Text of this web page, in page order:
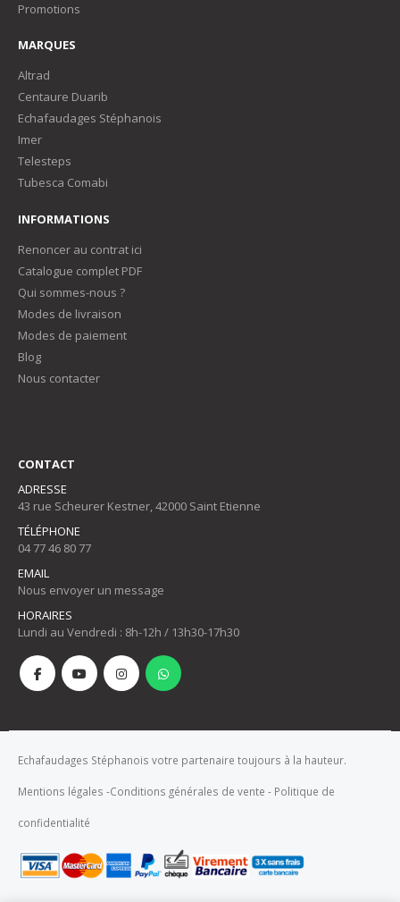
Promotions
MARQUES
Altrad
Centaure Duarib
Echafaudages Stéphanois
Imer
Telesteps
Tubesca Comabi
INFORMATIONS
Renoncer au contrat ici
Catalogue complet PDF
Qui sommes-nous ?
Modes de livraison
Modes de paiement
Blog
Nous contacter
CONTACT
ADRESSE
43 rue Scheurer Kestner, 42000 Saint Etienne
TÉLÉPHONE
04 77 46 80 77
EMAIL
Nous envoyer un message
HORAIRES
Lundi au Vendredi : 8h-12h / 13h30-17h30
Echafaudages Stéphanois votre partenaire toujours à la hauteur.
Mentions légales -Conditions générales de vente - Politique de
confidentialité